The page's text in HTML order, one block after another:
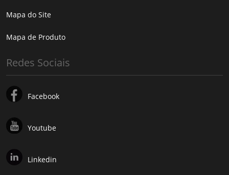
Mapa do Site
Mapa de Produto
Redes Sociais
Facebook
Youtube
Linkedin